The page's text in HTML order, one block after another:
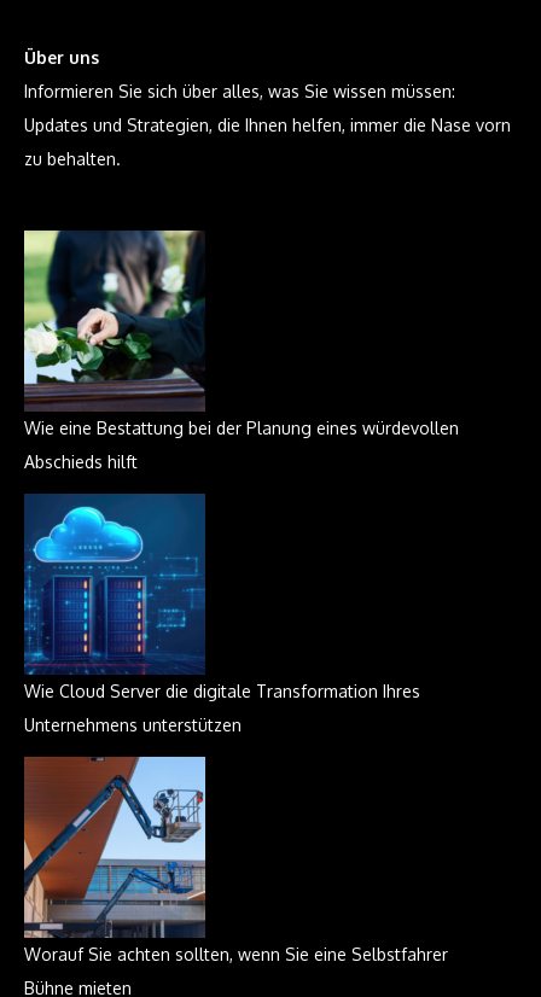
Über uns
Informieren Sie sich über alles, was Sie wissen müssen:
Updates und Strategien, die Ihnen helfen, immer die Nase vorn
zu behalten.
Wie eine Bestattung bei der Planung eines würdevollen
Abschieds hilft
Wie Cloud Server die digitale Transformation Ihres
Unternehmens unterstützen
Worauf Sie achten sollten, wenn Sie eine Selbstfahrer
Bühne mieten